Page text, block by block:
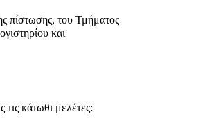
πίστωσης, του Τμήματος
και
τις κάτωθι μελέτες: